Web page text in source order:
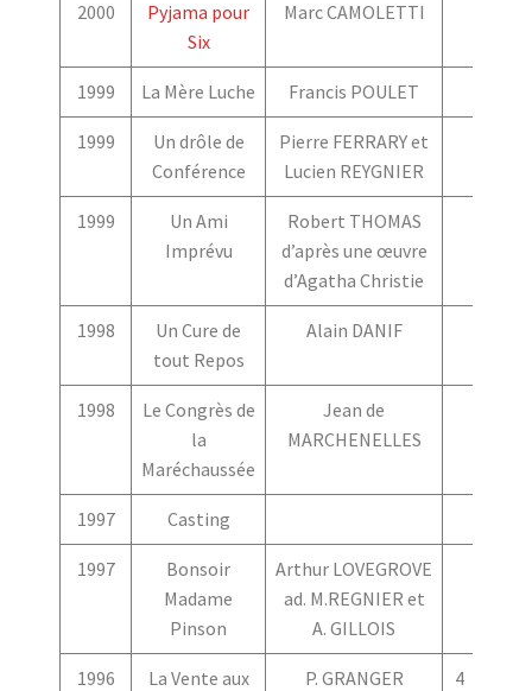
2000
Pyjama pour
Six
Marc CAMOLETTI
1999 La Mère Luche Francis POULET
1999
Un drôle de
Conférence
Pierre FERRARY et
Lucien REYGNIER
1999
Un Ami
Imprévu
Robert THOMAS
d’après une œuvre
d’Agatha Christie
1998
Un Cure de
tout Repos
Alain DANIF
1998
Le Congrès de
la
Maréchaussée
Jean de
MARCHENELLES
1997 Casting
1997
Bonsoir
Madame
Pinson
Arthur LOVEGROVE
ad. M.REGNIER et
A. GILLOIS
1996
La Vente aux
P. GRANGER 4